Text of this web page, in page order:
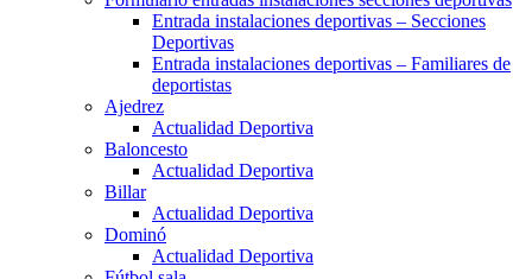
Entrada instalaciones deportivas – Secciones
Deportivas
Entrada instalaciones deportivas – Familiares de
deportistas
Ajedrez
Actualidad Deportiva
Baloncesto
Actualidad Deportiva
Billar
Actualidad Deportiva
Dominó
Actualidad Deportiva